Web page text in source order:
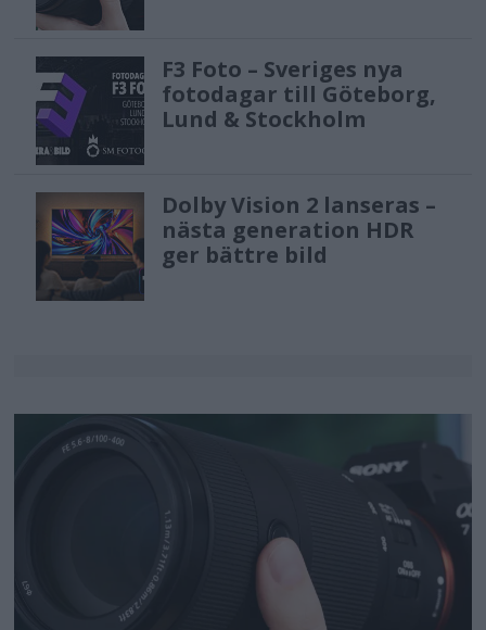
F3 Foto – Sveriges nya
fotodagar till Göteborg,
Lund & Stockholm
Dolby Vision 2 lanseras –
nästa generation HDR
ger bättre bild